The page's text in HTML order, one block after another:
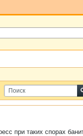
при таких спорах